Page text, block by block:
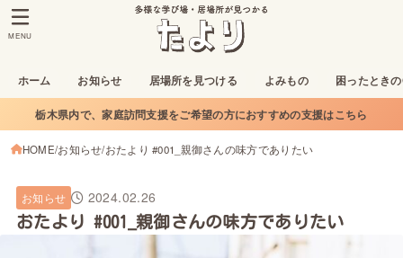
ホーム お知らせ 居場所を見つける よみもの 困ったとき
MENU
栃木県内で、家庭訪問支援をご希望の方におすすめの支援はこちら
HOME お知らせ おたより #001_親御さんの味方でありたい
お知らせ 2024.02.26
おたより #001_親御さんの味方でありたい